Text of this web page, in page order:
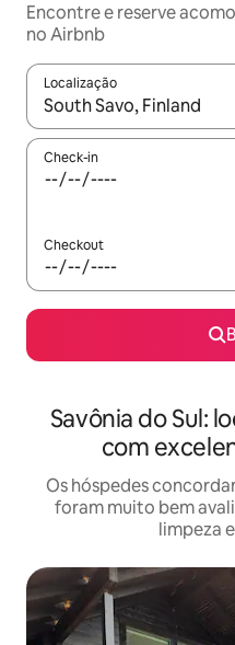
Encontre e reserve
no Airbnb
Localização
Quando os resultados
Check-in
Checkout
Savônia do Sul:
com
Os hóspedes
foram muito bem
limpeza